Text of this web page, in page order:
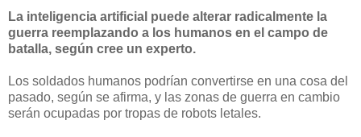
La inteligencia artificial puede alterar radicalmente la
guerra reemplazando a los humanos en el campo de
batalla, según cree un experto.
Los soldados humanos podrían convertirse en una cosa del
pasado, según se afirma, y las zonas de guerra en cambio
serán ocupadas por tropas de robots letales.